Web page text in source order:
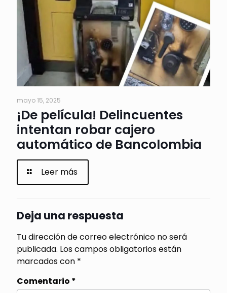
mayo 15, 2025
¡De película! Delincuentes
intentan robar cajero
automático de Bancolombia
Leer más
Deja una respuesta
Tu dirección de correo electrónico no será
publicada. Los campos obligatorios están
marcados con *
Comentario *